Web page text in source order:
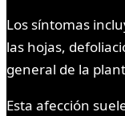
Los síntomas
las hojas,
general de la
Esta afección